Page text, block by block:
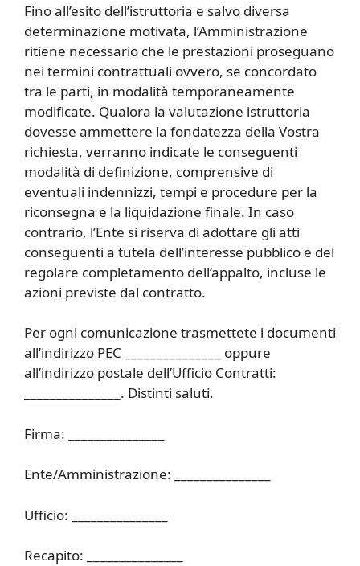
Fino all’esito dell’istruttoria e salvo diversa
determinazione motivata, l’Amministrazione
ritiene necessario che le prestazioni proseguano
nei termini contrattuali ovvero, se concordato
tra le parti, in modalità temporaneamente
modificate. Qualora la valutazione istruttoria
dovesse ammettere la fondatezza della Vostra
richiesta, verranno indicate le conseguenti
modalità di definizione, comprensive di
eventuali indennizzi, tempi e procedure per la
riconsegna e la liquidazione finale. In caso
contrario, l’Ente si riserva di adottare gli atti
conseguenti a tutela dell’interesse pubblico e del
regolare completamento dell’appalto, incluse le
azioni previste dal contratto.
Per ogni comunicazione trasmettete i documenti
all’indirizzo PEC _______________ oppure
all’indirizzo postale dell’Ufficio Contratti:
_______________. Distinti saluti.
Firma: _______________
Ente/Amministrazione: _______________
Ufficio: _______________
Recapito: _______________